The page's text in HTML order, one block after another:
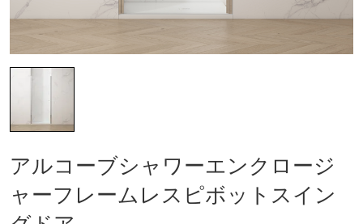
アルコーブシャワーエンクロージ
ャーフレームレスピボットスイン